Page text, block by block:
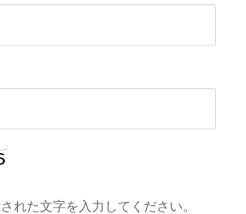
された文字を入力してください。